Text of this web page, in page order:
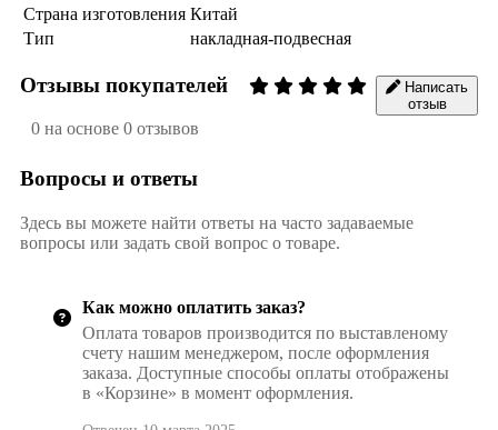
Страна изготовления Китай
Тип
накладная-подвесная
Отзывы покупателей
0 на основе 0 отзывов
Написать
отзыв
Вопросы и ответы
Здесь вы можете найти ответы на часто задаваемые
вопросы или задать свой вопрос о товаре.
Как можно оплатить заказ?
Оплата товаров производится по выставленому
счету нашим менеджером, после оформления
заказа. Доступные способы оплаты отображены
в «Корзине» в момент оформления.